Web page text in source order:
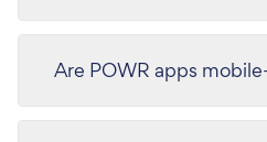
Are POWR apps